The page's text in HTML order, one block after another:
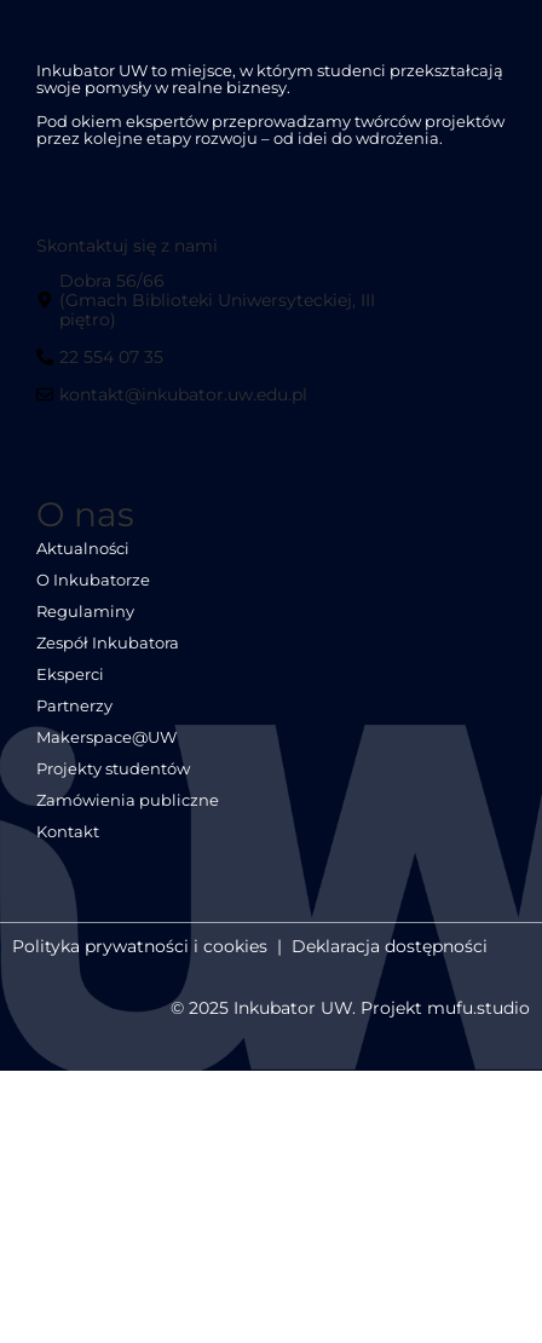
Inkubator UW to miejsce, w którym studenci przekształcają
swoje pomysły w realne biznesy.
Pod okiem ekspertów przeprowadzamy twórców projektów
przez kolejne etapy rozwoju – od idei do wdrożenia.
Skontaktuj się z nami
Dobra 56/66
(Gmach Biblioteki Uniwersyteckiej, III
piętro)
22 554 07 35
kontakt@inkubator.uw.edu.pl
O nas
Aktualności
O Inkubatorze
Regulaminy
Zespół Inkubatora
Eksperci
Partnerzy
Makerspace@UW
Projekty studentów
Zamówienia publiczne
Kontakt
Polityka prywatności i cookies | Deklaracja dostępności
© 2025 Inkubator UW. Projekt mufu.studio